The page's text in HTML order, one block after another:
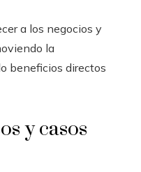
a los negocios y
la
beneficios directos
y casos